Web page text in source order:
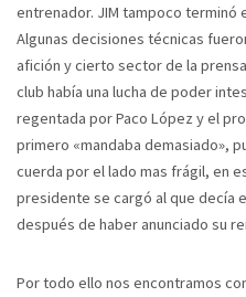
entrenador. JIM tampoco terminó
Algunas decisiones técnicas
afición y cierto sector de la
club había una lucha de poder
regentada por Paco López y el
primero «mandaba demasiado»,
cuerda por el lado mas frágil, en
presidente se cargó al que decía
después de haber anunciado su
Por todo ello nos encontramos